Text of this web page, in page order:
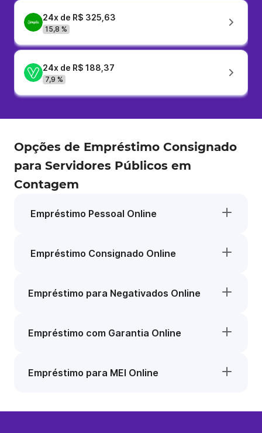
24x de R$ 325,63
15,8 %
24x de R$ 188,37
7,9 %
Opções de Empréstimo Consignado
para Servidores Públicos em
Contagem
Empréstimo Pessoal Online
Empréstimo Consignado Online
Empréstimo para Negativados Online
Empréstimo com Garantia Online
Empréstimo para MEI Online